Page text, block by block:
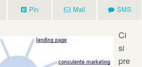
Pin Mail SMS
Ci
si
pre